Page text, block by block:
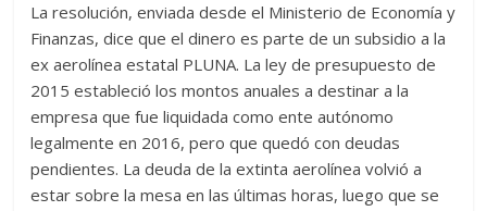
La resolución, enviada desde el Ministerio de Economía y
Finanzas, dice que el dinero es parte de un subsidio a la
ex aerolínea estatal PLUNA. La ley de presupuesto de
2015 estableció los montos anuales a destinar a la
empresa que fue liquidada como ente autónomo
legalmente en 2016, pero que quedó con deudas
pendientes. La deuda de la extinta aerolínea volvió a
estar sobre la mesa en las últimas horas, luego que se